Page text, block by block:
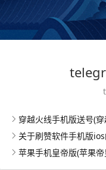
穿越火线手机版送号(
关于刷赞软件手机版
苹果手机皇帝版(苹果